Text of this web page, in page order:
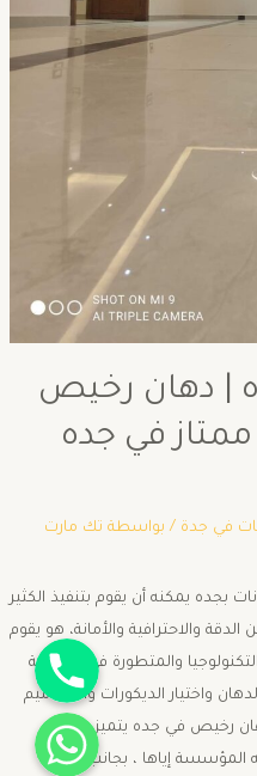
| دهان رخيص
في جده
في جدة / بواسطة تك مارت
يمكنه أن يقوم بتنفيذ الكثير
والاحترافية والأمانة، هو يقوم
والمتطورة في المملكة
واختيار الديكورات والتصاميم
دهان رخيص في جده يتميز معلم
المؤسسة إياها ، بجانب الثقة
جوال
واتساب